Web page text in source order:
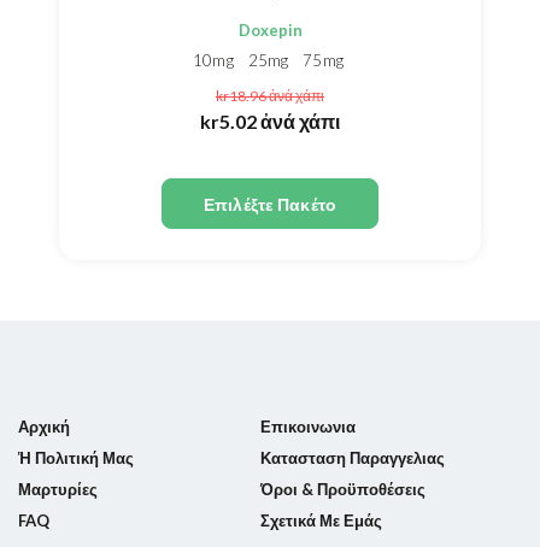
Doxepin
10mg
25mg 75mg
kr18.96ἀνά χάπι
kr5.02ἀνά χάπι
Επιλέξτε Πακέτο
Αρχική
Επικοινωνια
Ἡ Πολιτική Μας
Κατασταση Παραγγελιας
Μαρτυρίες
Όροι & Προϋποθέσεις
FAQ
Σχετικά Με Εμάς